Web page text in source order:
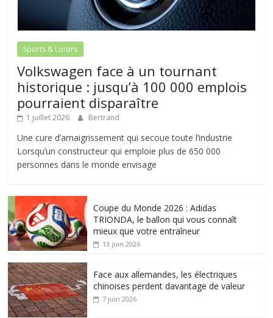
Sports & Loisirs
Volkswagen face à un tournant
historique : jusqu’à 100 000 emplois
pourraient disparaître
1 juillet 2026 Bertrand
Une cure d’amaigrissement qui secoue toute l’industrie
Lorsqu’un constructeur qui emploie plus de 650 000
personnes dans le monde envisage
Coupe du Monde 2026 : Adidas
TRIONDA, le ballon qui vous connaît
mieux que votre entraîneur
13 juin 2026
Face aux allemandes, les électriques
chinoises perdent davantage de valeur
7 juin 2026